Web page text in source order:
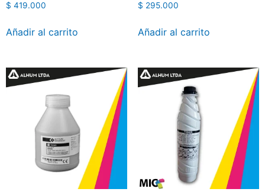
$ 419.000
Añadir al carrito
$ 295.000
Añadir al carrito